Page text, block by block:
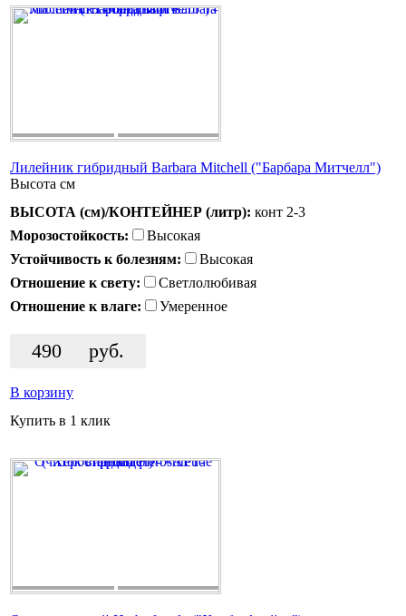
Лилейник гибридный Barbara Mitchell ("Барбара Митчелл")
Высота см
ВЫСОТА (см)/КОНТЕЙНЕР (литр): конт 2-3
Морозостойкость:
Высокая
Устойчивость к болезням:
Высокая
Отношение к свету:
Светлолюбивая
Отношение к влаге:
Умеренное
490 руб.
В корзину
Купить в 1 клик